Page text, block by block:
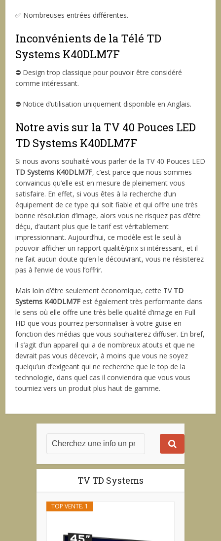
✅ Nombreuses entrées différentes.
Inconvénients de la Télé TD
Systems K40DLM7F
⛔ Design trop classique pour pouvoir être considéré
comme intéressant.
⛔ Notice d’utilisation uniquement disponible en Anglais.
Notre avis sur la TV 40 Pouces LED
TD Systems K40DLM7F
Si nous avons souhaité vous parler de la TV 40 Pouces LED
TD Systems K40DLM7F, c’est parce que nous sommes
convaincus qu’elle est en mesure de pleinement vous
satisfaire. En effet, si vous êtes à la recherche d’un
équipement de ce type qui soit fiable et qui offre une très
bonne résolution d’image, alors vous ne risquez pas d’être
déçu, d’autant plus que le tarif est véritablement
impressionnant. Aujourd’hui, ce modèle est le seul à
pouvoir afficher un rapport qualité/prix si intéressant, et il
ne fait aucun doute qu’en le découvrant, vous ne résisterez
pas à l’envie de vous l’offrir.
Mais loin d’être seulement économique, cette TV TD
Systems K40DLM7F est également très performante dans
le sens où elle offre une très belle qualité d’image en Full
HD que vous pourrez personnaliser à votre guise en
fonction des médias que vous souhaiterez diffuser. En bref,
il s’agit d’un appareil qui a de nombreux atouts et que ne
devrait pas vous décevoir, à moins que vous ne soyez
quelqu’un d’exigeant qui ne recherche que le top de la
technologie, dans quel cas il conviendra que vous vous
tourniez vers un produit plus haut de gamme.
TV TD Systems
TOP VENTE. 1